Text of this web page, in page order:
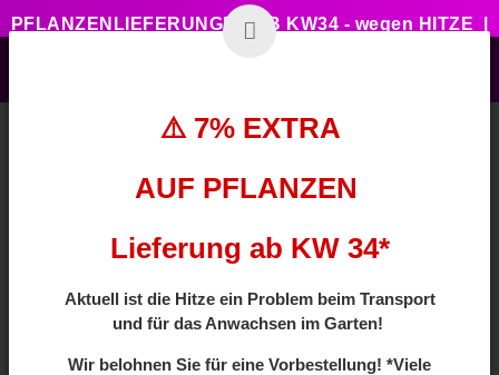
PFLANZENLIEFERUNGEN AB KW34 - wegen HITZE |
⚠️ 7% EXTRA
AUF PFLANZEN
Lieferung ab KW 34*
Aktuell ist die Hitze ein Problem beim Transport
und für das Anwachsen im Garten!
Wir belohnen Sie für eine Vorbestellung! *Viele